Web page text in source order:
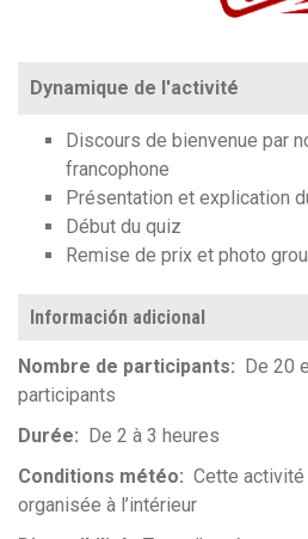
Dynamique de l'activité
Discours de bienvenue par
francophone
Présentation et explication
Début du quiz
Remise de prix et photo
Información adicional
Nombre de participants
De 20
participants
Durée
De 2 à 3 heures
Conditions météo
Cette
organisée à l’intérieur